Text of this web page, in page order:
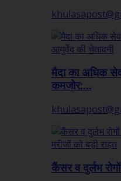
मैदा का अधिक
कमजोर:...
कैंसर व दुर्लभ